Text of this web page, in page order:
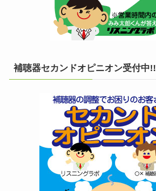
補聴器セカンドオピニオン受付中!!